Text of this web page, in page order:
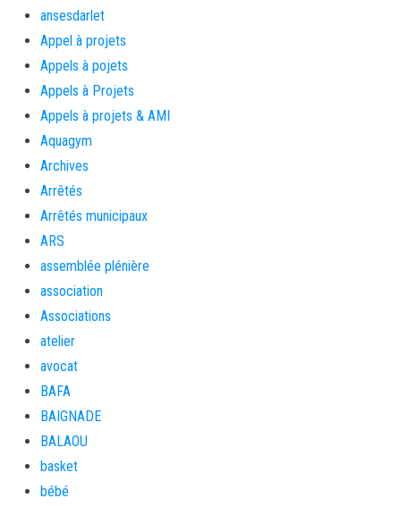
ansesdarlet
Appel à projets
Appels à pojets
Appels à Projets
Appels à projets & AMI
Aquagym
Archives
Arrêtés
Arrêtés municipaux
ARS
assemblée plénière
association
Associations
atelier
avocat
BAFA
BAIGNADE
BALAOU
basket
bébé